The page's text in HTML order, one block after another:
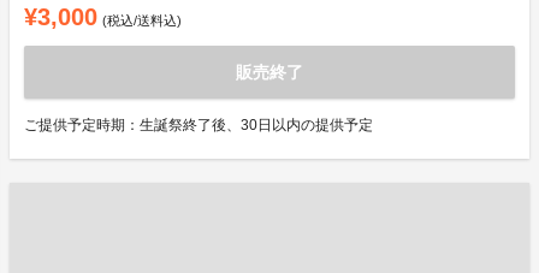
¥3,000 (税込/送料込)
販売終了
ご提供予定時期：生誕祭終了後、30日以内の提供予定